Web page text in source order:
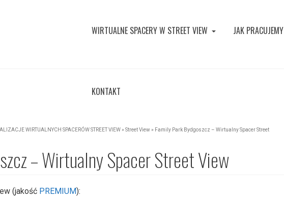
WIRTUALNE SPACERY W STREET VIEW JAK PRACUJEMY
KONTAKT
WIRTUALNYCH SPACERÓW STREET VIEW» Street View » Family Park Bydgoszcz – Wirtualny Spacer Street
– Wirtualny Spacer Street View
(jakość PREMIUM):